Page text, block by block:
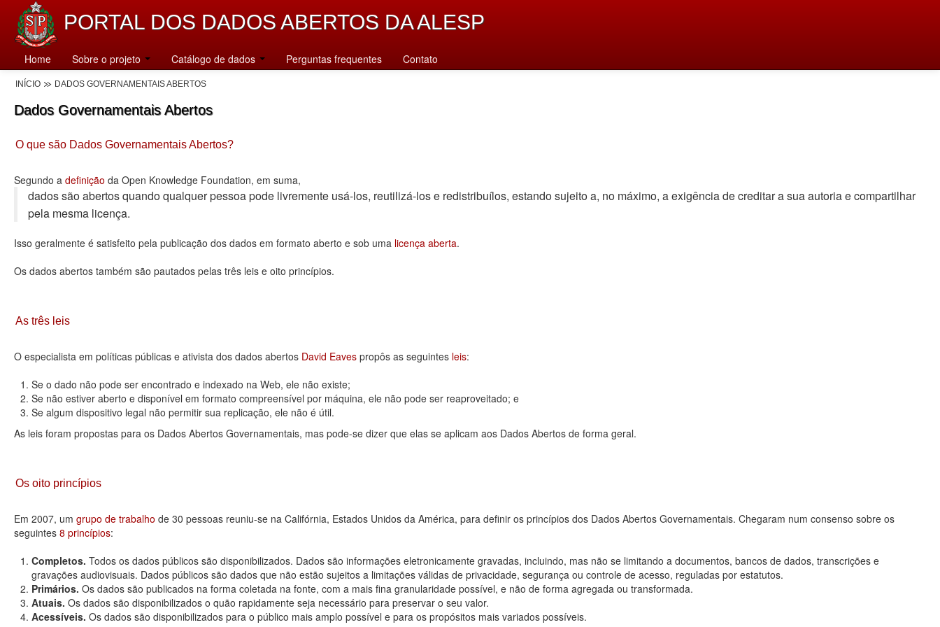
PORTAL DOS DADOS ABERTOS DA ALESP
Home Sobre o projeto Catálogo de dados Perguntas frequentes Contato
INÍCIO DADOS GOVERNAMENTAIS ABERTOS
Dados Governamentais Abertos
O que são Dados Governamentais Abertos?
Segundo a definição da Open Knowledge Foundation, em suma,
dados são abertos quando qualquer pessoa pode livremente usá-los, reutilizá-los e redistribuí­los, estando sujeito a, no máximo, a exigência de creditar a sua autoria e compartilhar
pela mesma licença.
Isso geralmente é satisfeito pela publicação dos dados em formato aberto e sob uma licença aberta.
Os dados abertos também são pautados pelas três leis e oito princípios.
As três leis
O especialista em políticas públicas e ativista dos dados abertos David Eaves propôs as seguintes leis:
Se o dado não pode ser encontrado e indexado na Web, ele não existe;
Se não estiver aberto e disponível em formato compreensível por máquina, ele não pode ser reaproveitado; e
Se algum dispositivo legal não permitir sua replicação, ele não é útil.
As leis foram propostas para os Dados Abertos Governamentais, mas pode-se dizer que elas se aplicam aos Dados Abertos de forma geral.
Os oito princípios
Em 2007, um grupo de trabalho de 30 pessoas reuniu-se na Califórnia, Estados Unidos da América, para definir os princípios dos Dados Abertos Governamentais. Chegaram num consenso sobre os
seguintes 8 princípios:
Completos. Todos os dados públicos são disponibilizados. Dados são informações eletronicamente gravadas, incluindo, mas não se limitando a documentos, bancos de dados, transcrições e
gravações audiovisuais. Dados públicos são dados que não estão sujeitos a limitações válidas de privacidade, segurança ou controle de acesso, reguladas por estatutos.
Primários. Os dados são publicados na forma coletada na fonte, com a mais fina granularidade possível, e não de forma agregada ou transformada.
Atuais. Os dados são disponibilizados o quão rapidamente seja necessário para preservar o seu valor.
Acessíveis. Os dados são disponibilizados para o público mais amplo possível e para os propósitos mais variados possíveis.